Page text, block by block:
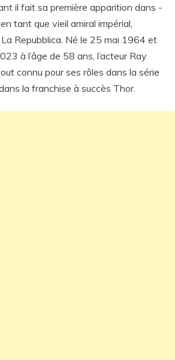
il fait sa première apparition dans -
tant que vieil amiral impérial,
Repubblica. Né le 25 mai 1964 et
à l’âge de 58 ans, l’acteur Ray
connu pour ses rôles dans la série
la franchise à succès Thor.